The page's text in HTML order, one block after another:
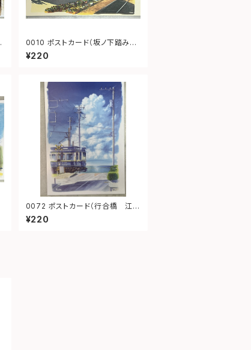
0010 ポストカード（坂ノ下踏み切
り）
¥220
0072 ポストカード（行合橋 江ノ
電）
¥220